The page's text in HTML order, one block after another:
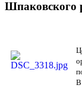
Шпаковского
В